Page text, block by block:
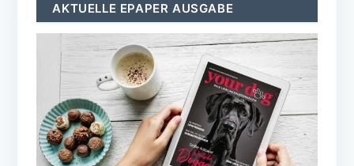
AKTUELLE EPAPER AUSGABE